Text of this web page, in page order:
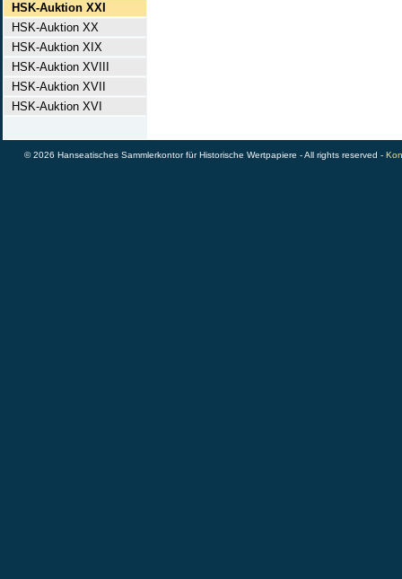
HSK-Auktion XXI
HSK-Auktion XX
HSK-Auktion XIX
HSK-Auktion XVIII
HSK-Auktion XVII
HSK-Auktion XVI
© 2026 Hanseatisches Sammlerkontor für Historische Wertpapiere - All rights reserved -